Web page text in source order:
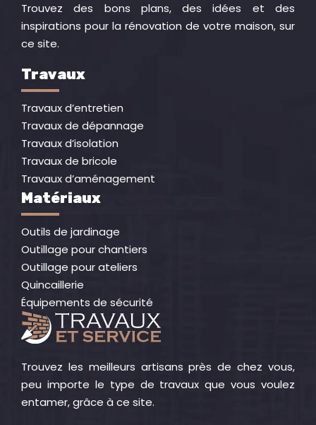
Trouvez des bons plans, des idées et des
inspirations pour la rénovation de votre maison, sur
ce site.
Travaux
Travaux d’entretien
Travaux de dépannage
Travaux d’isolation
Travaux de bricole
Travaux d’aménagement
Matériaux
Outils de jardinage
Outillage pour chantiers
Outillage pour ateliers
Quincaillerie
Équipements de sécurité
Trouvez les meilleurs artisans près de chez vous,
peu importe le type de travaux que vous voulez
entamer, grâce à ce site.